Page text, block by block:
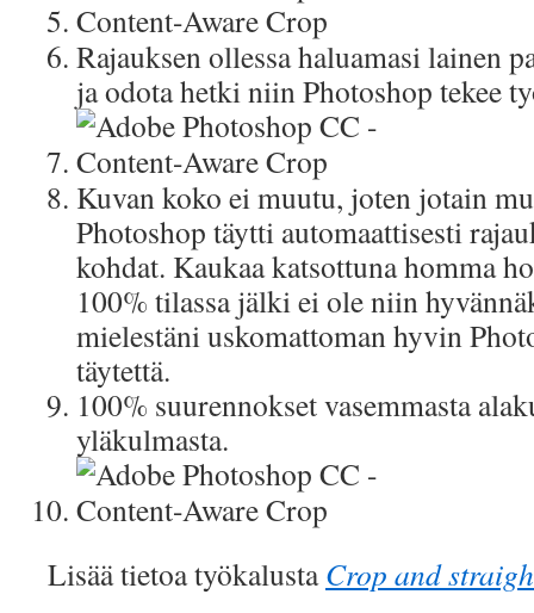
Rajauksen ollessa haluamasi lainen
ja odota hetki niin Photoshop tekee
Kuvan koko ei muutu, joten jotain
Photoshop täytti automaattisesti
kohdat. Kaukaa katsottuna homma
100% tilassa jälki ei ole niin
mielestäni uskomattoman hyvin
täytettä.
100% suurennokset vasemmasta
yläkulmasta.
Lisää tietoa työkalusta Crop and